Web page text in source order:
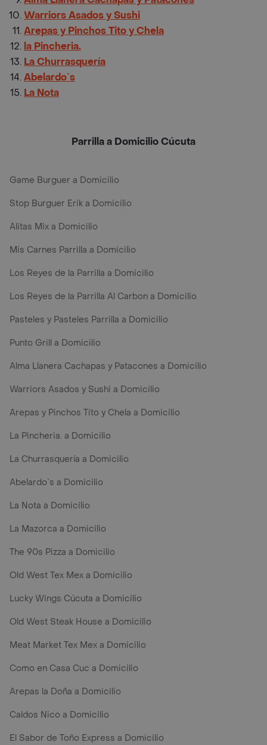
Warriors Asados y Sushi
Arepas y Pinchos Tito y Chela
la Pincheria.
La Churrasquería
Abelardo`s
La Nota
Parrilla a Domicilio Cúcuta
Game Burguer a Domicilio
Stop Burguer Erik a Domicilio
Alitas Mix a Domicilio
Mis Carnes Parrilla a Domicilio
Los Reyes de la Parrilla a Domicilio
Los Reyes de la Parrilla Al Carbon a Domicilio
Pasteles y Pasteles Parrilla a Domicilio
Punto Grill a Domicilio
Alma Llanera Cachapas y Patacones a Domicilio
Warriors Asados y Sushi a Domicilio
Arepas y Pinchos Tito y Chela a Domicilio
La Pincheria. a Domicilio
La Churrasquería a Domicilio
Abelardo`s a Domicilio
La Nota a Domicilio
La Mazorca a Domicilio
The 90s Pizza a Domicilio
Old West Tex Mex a Domicilio
Lucky Wings Cúcuta a Domicilio
Old West Steak House a Domicilio
Meat Market Tex Mex a Domicilio
Como en Casa Cuc a Domicilio
Arepas la Doña a Domicilio
Caldos Nico a Domicilio
El Sabor de Toño Express a Domicilio